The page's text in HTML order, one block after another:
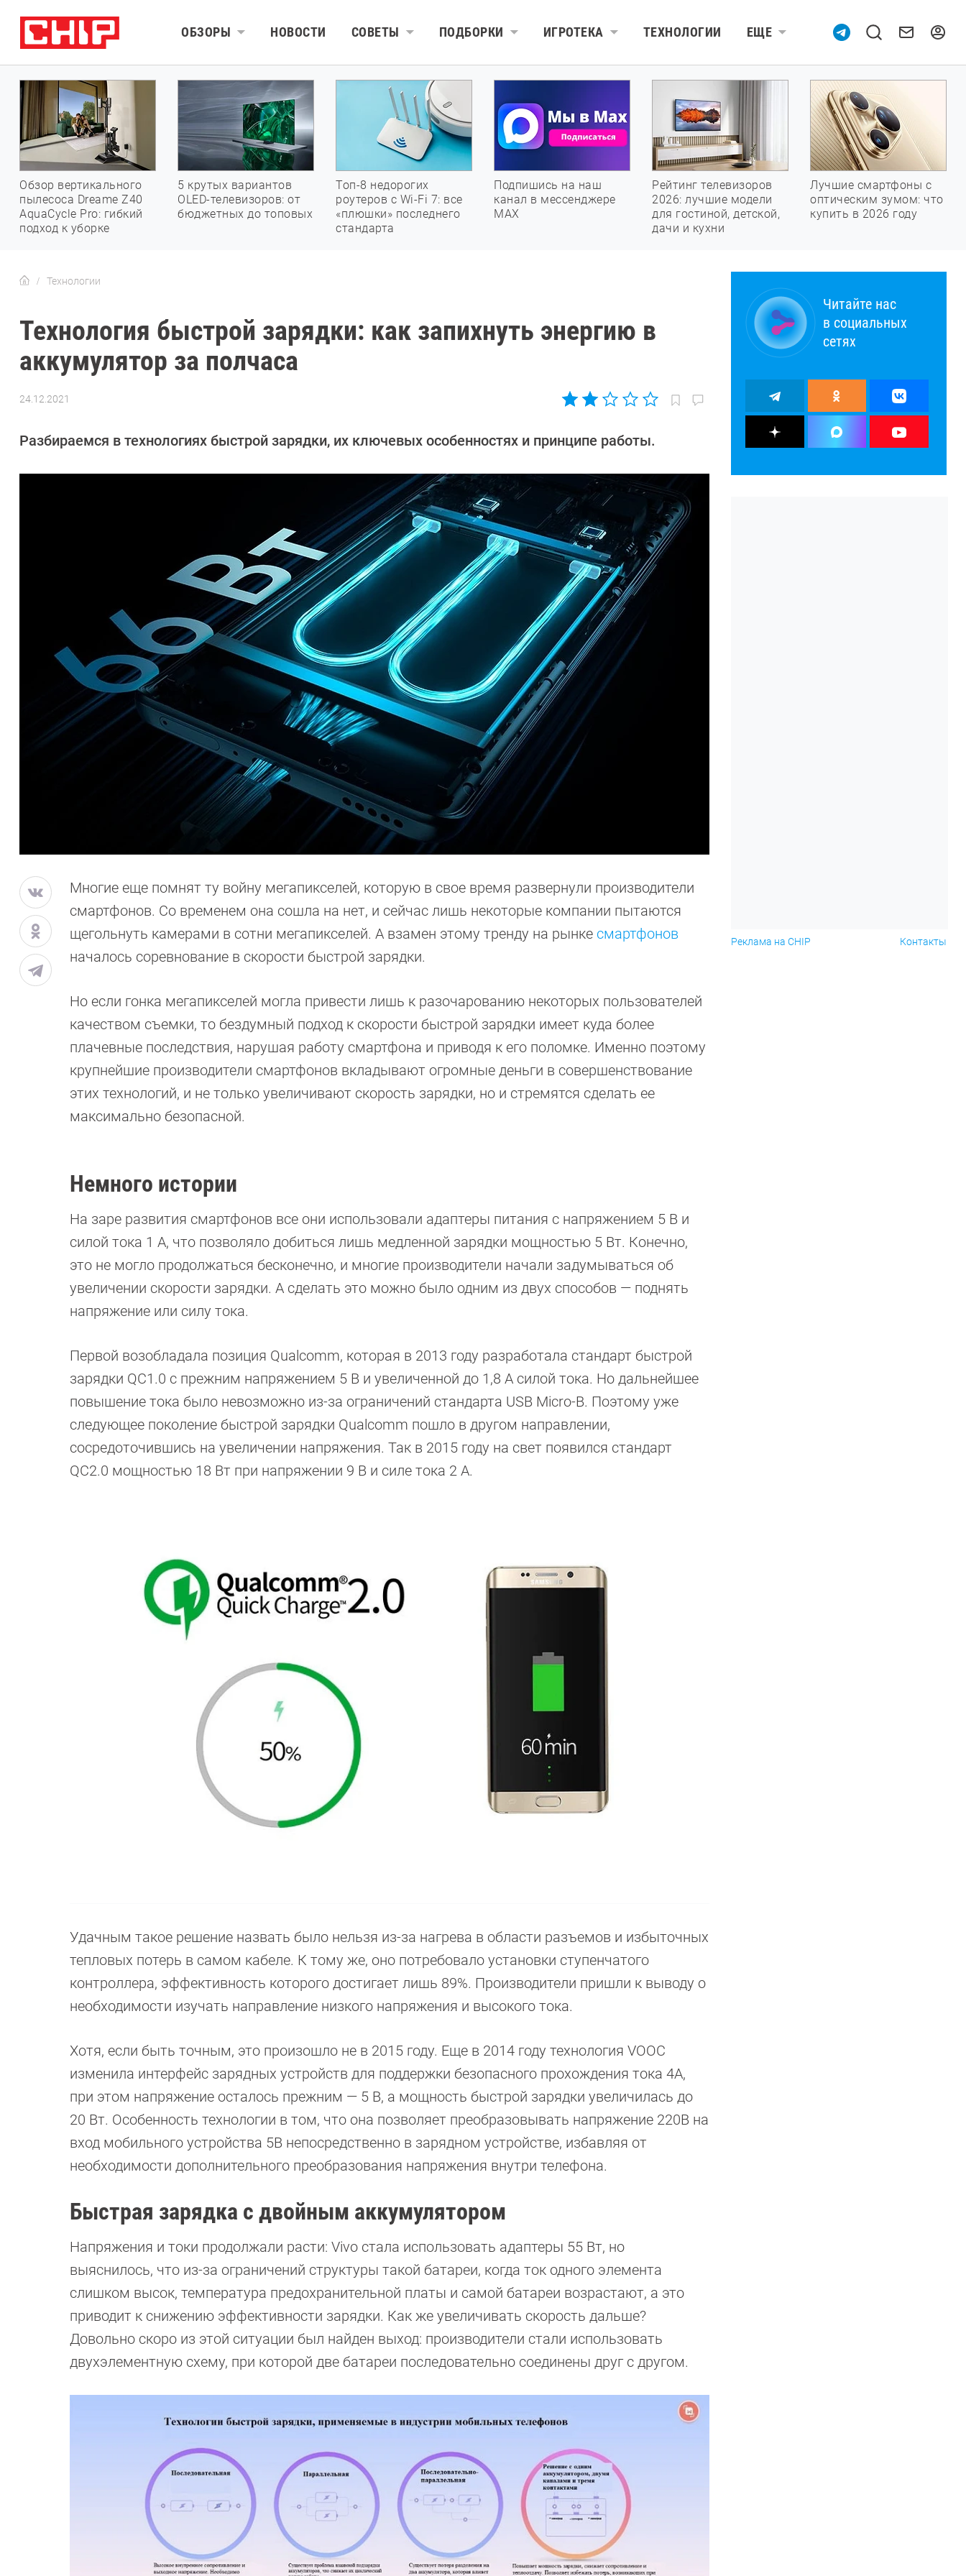
ОБЗОРЫ НОВОСТИ СОВЕТЫ ПОДБОРКИ ИГРОТЕКА ТЕХНОЛОГИИ ЕЩЕ
Обзор вертикального
пылесоса Dreame Z40
AquaCycle Pro: гибкий
подход к уборке
5 крутых вариантов
OLED-телевизоров: от
бюджетных до топовых
Топ-8 недорогих
роутеров с Wi-Fi 7: все
«плюшки» последнего
стандарта
Подпишись на наш
канал в мессенджере
МАХ
Рейтинг телевизоров
2026: лучшие модели
для гостиной, детской,
дачи и кухни
Лучшие смартфоны с
оптическим зумом: что
купить в 2026 году
Технологии
Технология быстрой зарядки: как запихнуть энергию в
аккумулятор за полчаса
24.12.2021
Разбираемся в технологиях быстрой зарядки, их ключевых особенностях и принципе работы.
Многие еще помнят ту войну мегапикселей, которую в свое время развернули производители
смартфонов. Со временем она сошла на нет, и сейчас лишь некоторые компании пытаются
щегольнуть камерами в сотни мегапикселей. А взамен этому тренду на рынке смартфонов
началось соревнование в скорости быстрой зарядки.
Но если гонка мегапикселей могла привести лишь к разочарованию некоторых пользователей
качеством съемки, то бездумный подход к скорости быстрой зарядки имеет куда более
плачевные последствия, нарушая работу смартфона и приводя к его поломке. Именно поэтому
крупнейшие производители смартфонов вкладывают огромные деньги в совершенствование
этих технологий, и не только увеличивают скорость зарядки, но и стремятся сделать ее
максимально безопасной.
Немного истории
На заре развития смартфонов все они использовали адаптеры питания с напряжением 5 В и
силой тока 1 А, что позволяло добиться лишь медленной зарядки мощностью 5 Вт. Конечно,
это не могло продолжаться бесконечно, и многие производители начали задумываться об
увеличении скорости зарядки. А сделать это можно было одним из двух способов — поднять
напряжение или силу тока.
Первой возобладала позиция Qualcomm, которая в 2013 году разработала стандарт быстрой
зарядки QC1.0 с прежним напряжением 5 В и увеличенной до 1,8 А силой тока. Но дальнейшее
повышение тока было невозможно из-за ограничений стандарта USB Micro-B. Поэтому уже
следующее поколение быстрой зарядки Qualcomm пошло в другом направлении,
сосредоточившись на увеличении напряжения. Так в 2015 году на свет появился стандарт
QC2.0 мощностью 18 Вт при напряжении 9 В и силе тока 2 А.
Удачным такое решение назвать было нельзя из-за нагрева в области разъемов и избыточных
тепловых потерь в самом кабеле. К тому же, оно потребовало установки ступенчатого
контроллера, эффективность которого достигает лишь 89%. Производители пришли к выводу о
необходимости изучать направление низкого напряжения и высокого тока.
Хотя, если быть точным, это произошло не в 2015 году. Еще в 2014 году технология VOOC
изменила интерфейс зарядных устройств для поддержки безопасного прохождения тока 4A,
при этом напряжение осталось прежним — 5 В, а мощность быстрой зарядки увеличилась до
20 Вт. Особенность технологии в том, что она позволяет преобразовывать напряжение 220В на
вход мобильного устройства 5В непосредственно в зарядном устройстве, избавляя от
необходимости дополнительного преобразования напряжения внутри телефона.
Быстрая зарядка с двойным аккумулятором
Напряжения и токи продолжали расти: Vivo стала использовать адаптеры 55 Вт, но
выяснилось, что из-за ограничений структуры такой батареи, когда ток одного элемента
слишком высок, температура предохранительной платы и самой батареи возрастают, а это
приводит к снижению эффективности зарядки. Как же увеличивать скорость дальше?
Довольно скоро из этой ситуации был найден выход: производители стали использовать
двухэлементную схему, при которой две батареи последовательно соединены друг с другом.
Читайте нас
в социальных
сетях
Реклама на CHIP Контакты